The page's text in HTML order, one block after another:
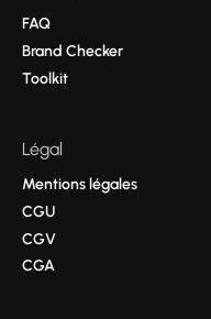
FAQ
Brand Checker
Toolkit
Légal
Mentions légales
CGU
CGV
CGA